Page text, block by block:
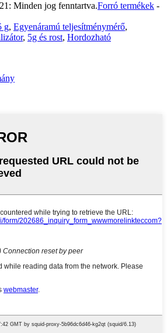
Minden jog fenntartva.Forró termékek -
g, Egyenáramú teljesítménymérő,
, 5g és rost, Hordozható